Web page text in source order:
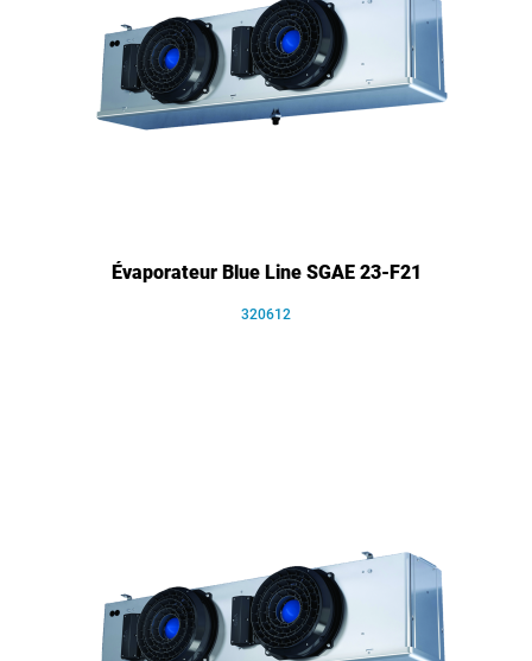
Évaporateur Blue Line SGAE 23-F21
320612